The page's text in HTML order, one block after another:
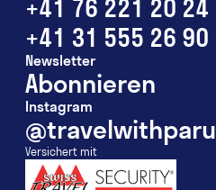
+41 76 221 20 24
+41 31 555 26 90
Newsletter
Abonnieren
Instagram
@travelwithparu
Versichert mit